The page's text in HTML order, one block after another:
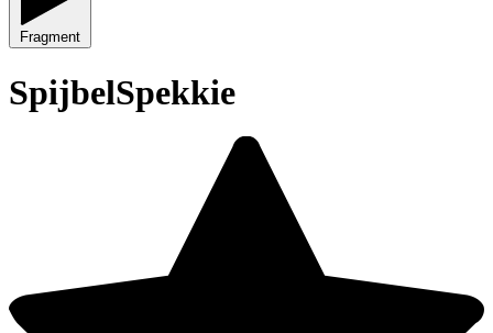
Fragment
SpijbelSpekkie